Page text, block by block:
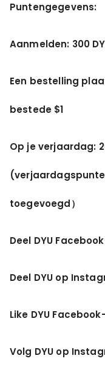
Puntengegevens:
Aanmelden: 300
Een bestelling
bestede $1
Op je verjaardag:
toegevoegd）
Deel DYU
Deel DYU op
Like DYU
Volg DYU op